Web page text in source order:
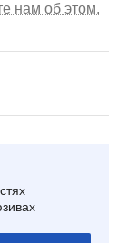
нам об этом.